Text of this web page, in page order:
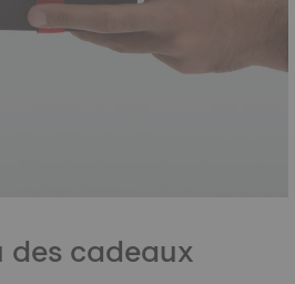
des cadeaux